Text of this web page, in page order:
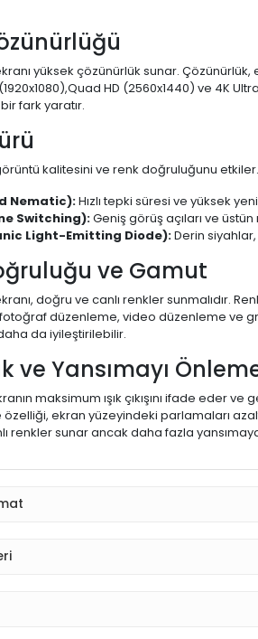
yüksek çözünürlük sunar.
(1920x1080),Quad HD (2560x1440) ve 4K
fark yaratır.
kalitesini ve renk doğruluğunu
Nematic):Hızlı tepki süresi ve yüksek
Switching):Geniş görüş açıları ve
Light-Emitting Diode):Derin
ve Gamut
doğru ve canlı renkler sunmalıdır.
düzenleme, video düzenleme ve
da iyileştirilebilir.
ve Yansımayı
maksimum ışık çıkışını ifade eder
özelliği, ekran yüzeyindeki parlamaları
renkler sunar ancak daha fazla